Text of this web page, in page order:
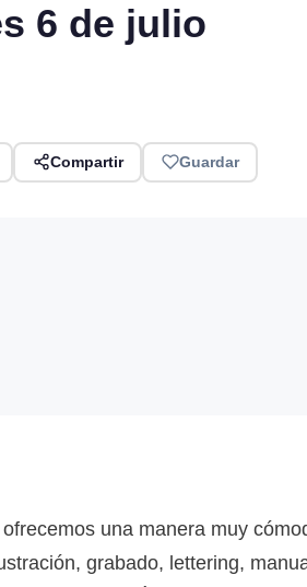
6 de julio
Compartir Guardar
una manera muy
grabado, lettering,